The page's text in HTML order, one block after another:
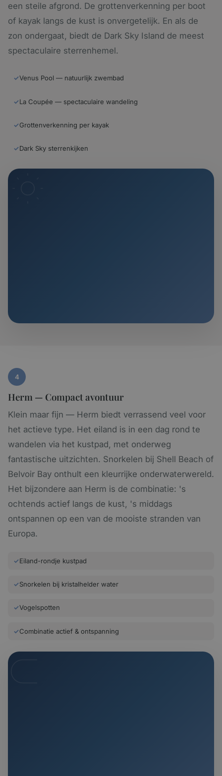
een steile afgrond. De grottenverkenning per boot
of kayak langs de kust is onvergetelijk. En als de
zon ondergaat, biedt de Dark Sky Island de meest
spectaculaire sterrenhemel.
✓Venus Pool — natuurlijk zwembad
✓La Coupée — spectaculaire wandeling
✓Grottenverkenning per kayak
✓Dark Sky sterrenkijken
4
Herm — Compact avontuur
Klein maar fijn — Herm biedt verrassend veel voor
het actieve type. Het eiland is in een dag rond te
wandelen via het kustpad, met onderweg
fantastische uitzichten. Snorkelen bij Shell Beach of
Belvoir Bay onthult een kleurrijke onderwaterwereld.
Het bijzondere aan Herm is de combinatie: 's
ochtends actief langs de kust, 's middags
ontspannen op een van de mooiste stranden van
Europa.
✓Eiland-rondje kustpad
✓Snorkelen bij kristalhelder water
✓Vogelspotten
✓Combinatie actief & ontspanning